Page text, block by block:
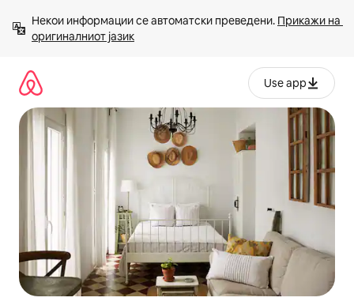
содржина
Некои информации се автоматски преведени. Прикажи на
оригиналниот јазик
Use app